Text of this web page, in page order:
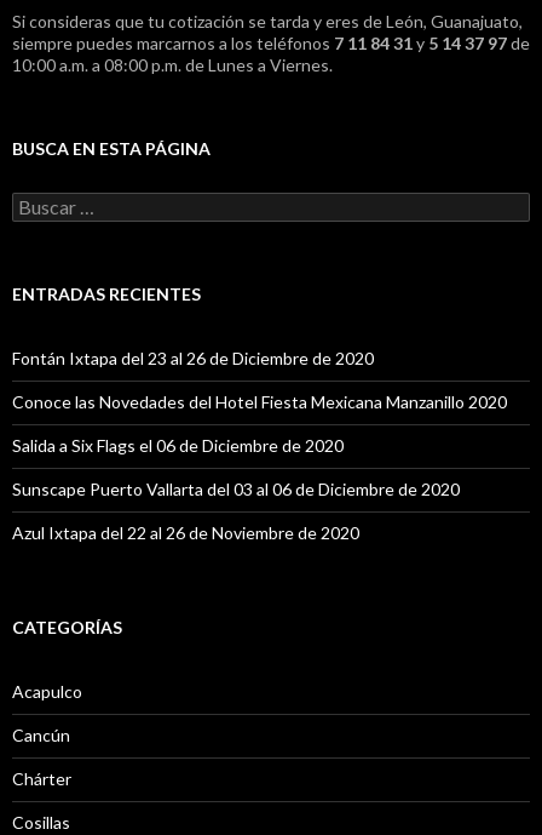
Si consideras que tu cotización se tarda y eres de León, Guanajuato,
siempre puedes marcarnos a los teléfonos 7 11 84 31y 5 14 37 97de
10:00 a.m. a 08:00 p.m. de Lunes a Viernes.
BUSCA EN ESTA PÁGINA
B
u
a
ENTRADAS RECIENTES
Fontán Ixtapa del 23 al 26 de Diciembre de 2020
Conoce las Novedades del Hotel Fiesta Mexicana Manzanillo 2020
Salida a Six Flags el 06 de Diciembre de 2020
Sunscape Puerto Vallarta del 03 al 06 de Diciembre de 2020
Azul Ixtapa del 22 al 26 de Noviembre de 2020
CATEGORÍAS
Acapulco
Cancún
Chárter
Cosillas